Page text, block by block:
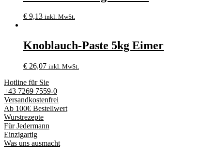
€ 9,13 inkl. MwSt.
Knoblauch-Paste 5kg Eimer
€ 26,07 inkl. MwSt.
Hotline für Sie
+43 7269 7559-0
Versandkostenfrei
Ab 100€ Bestellwert
Wurstrezepte
Für Jedermann
Einzigartig
Was uns ausmacht